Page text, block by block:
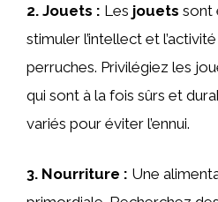
2. Jouets : Les jouets sont
stimuler l’intellect et
perruches. Privilégiez les
qui sont à la fois sûrs et
variés pour éviter l’ennui.
3. Nourriture : Une